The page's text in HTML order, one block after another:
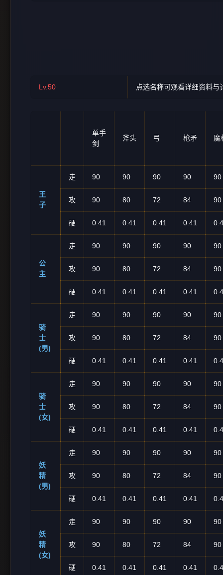
Lv.50 点选名称可观看详细资料与
单手
剑
斧头 弓 枪矛 魔
王
子
走 90 90 90 90 90
攻 90 80 72 84 90
硬 0.41 0.41 0.41 0.41
公
主
走 90 90 90 90 90
攻 90 80 72 84 90
硬 0.41 0.41 0.41 0.41
骑
士
(男)
走 90 90 90 90 90
攻 90 80 72 84 90
硬 0.41 0.41 0.41 0.41
骑
士
(女)
走 90 90 90 90 90
攻 90 80 72 84 90
硬 0.41 0.41 0.41 0.41
妖
精
(男)
走 90 90 90 90 90
攻 90 80 72 84 90
硬 0.41 0.41 0.41 0.41
妖
精
(女)
走 90 90 90 90 90
攻 90 80 72 84 90
硬 0.41 0.41 0.41 0.41